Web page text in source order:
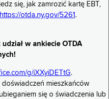
się, jak zamrozić kartę EBT,
https://otda.ny.gov/5261 .
w ankiecie OTDA
g/iXXyiDETtG.
doświadczeń mieszkańców
się o świadczenia lub